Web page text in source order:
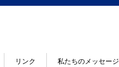
リンク 私たちのメッセージ